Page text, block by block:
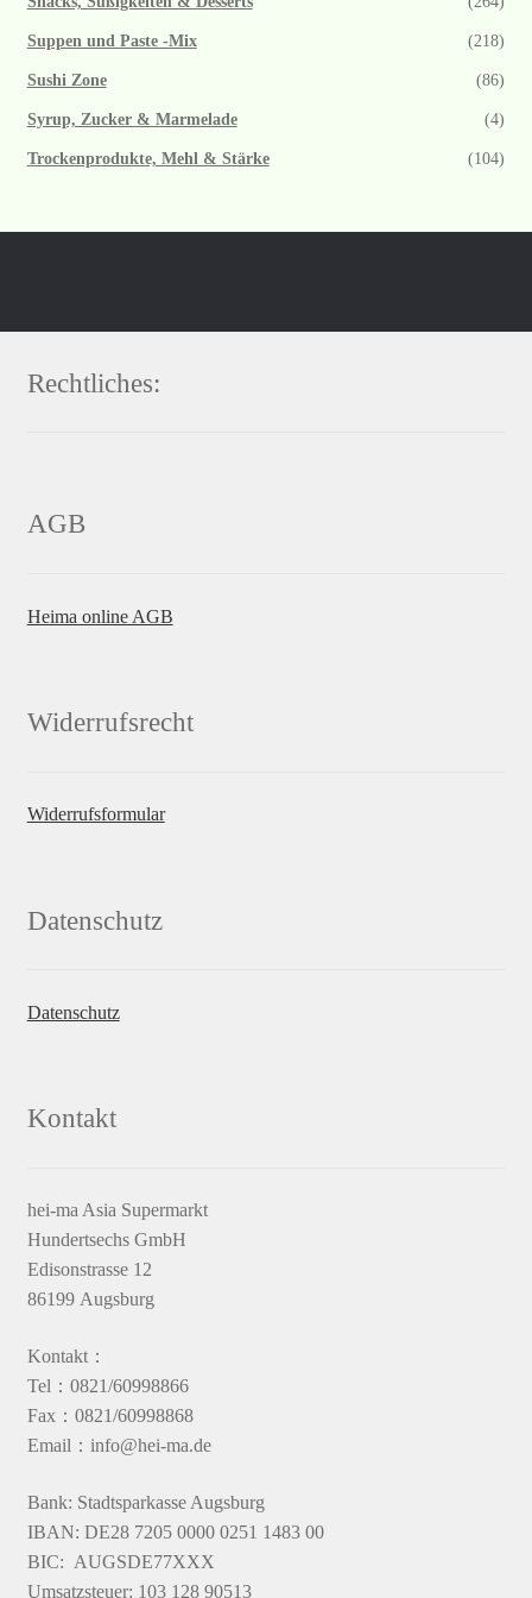
Suppen und Paste -Mix (218)
Sushi Zone (86)
Syrup, Zucker & Marmelade (4)
Trockenprodukte, Mehl & Stärke (104)
Rechtliches:
AGB
Heima online AGB
Widerrufsrecht
Widerrufsformular
Datenschutz
Datenschutz
Kontakt
hei-ma Asia Supermarkt
Hundertsechs GmbH
Edisonstrasse 12
86199 Augsburg
Kontakt：
Tel：0821/60998866
Fax：0821/60998868
Email：info@hei-ma.de
Bank: Stadtsparkasse Augsburg
IBAN: DE28 7205 0000 0251 1483 00
BIC: AUGSDE77XXX
Umsatzsteuer: 103 128 90513